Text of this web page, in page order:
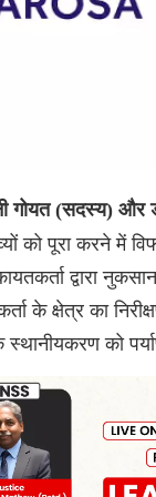
गोयत (सदस्य)
को पूरा करने में
द्वारा
के क्षेत्र का
को